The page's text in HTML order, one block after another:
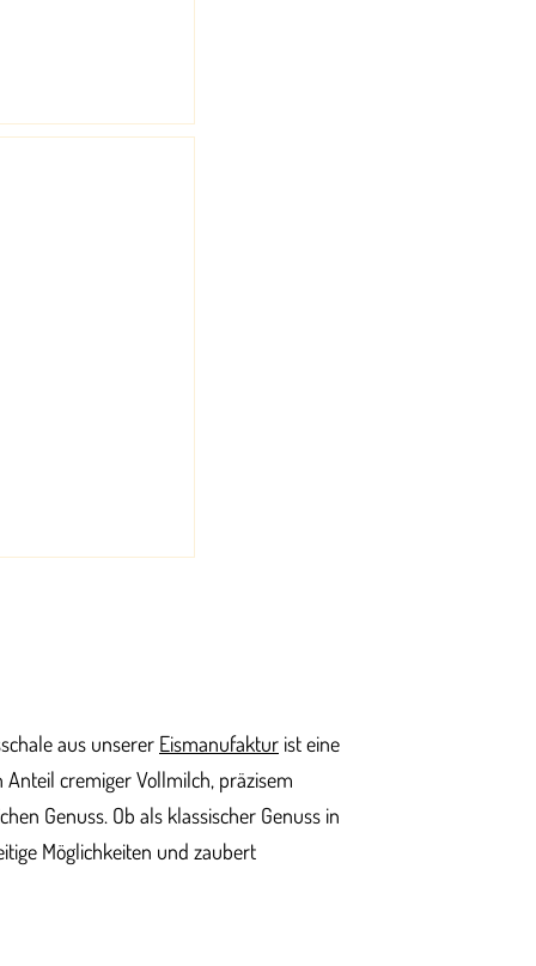
aus unserer Eismanufaktur ist eine
cremiger Vollmilch, präzisem
Genuss. Ob als klassischer Genuss in
Möglichkeiten und zaubert